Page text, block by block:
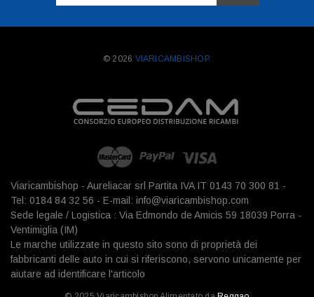
mail
© 2026 VIARICAMBISHOP.
Viaricambishop - Aureliacar srl Partita IVA IT 0143 70 300 81 -
Tel: 0184 84 32 56 - E-mail: info@viaricambishop.com
Sede legale / Logistica : Via Edmondo de Amicis 59 18039 Porra -
Ventimiglia (IM)
Le marche utilizzate in questo sito sono di proprietà dei
fabbricanti delle auto in cui si riferiscono, servono unicamente per
aiutare ad identificare l'articolo